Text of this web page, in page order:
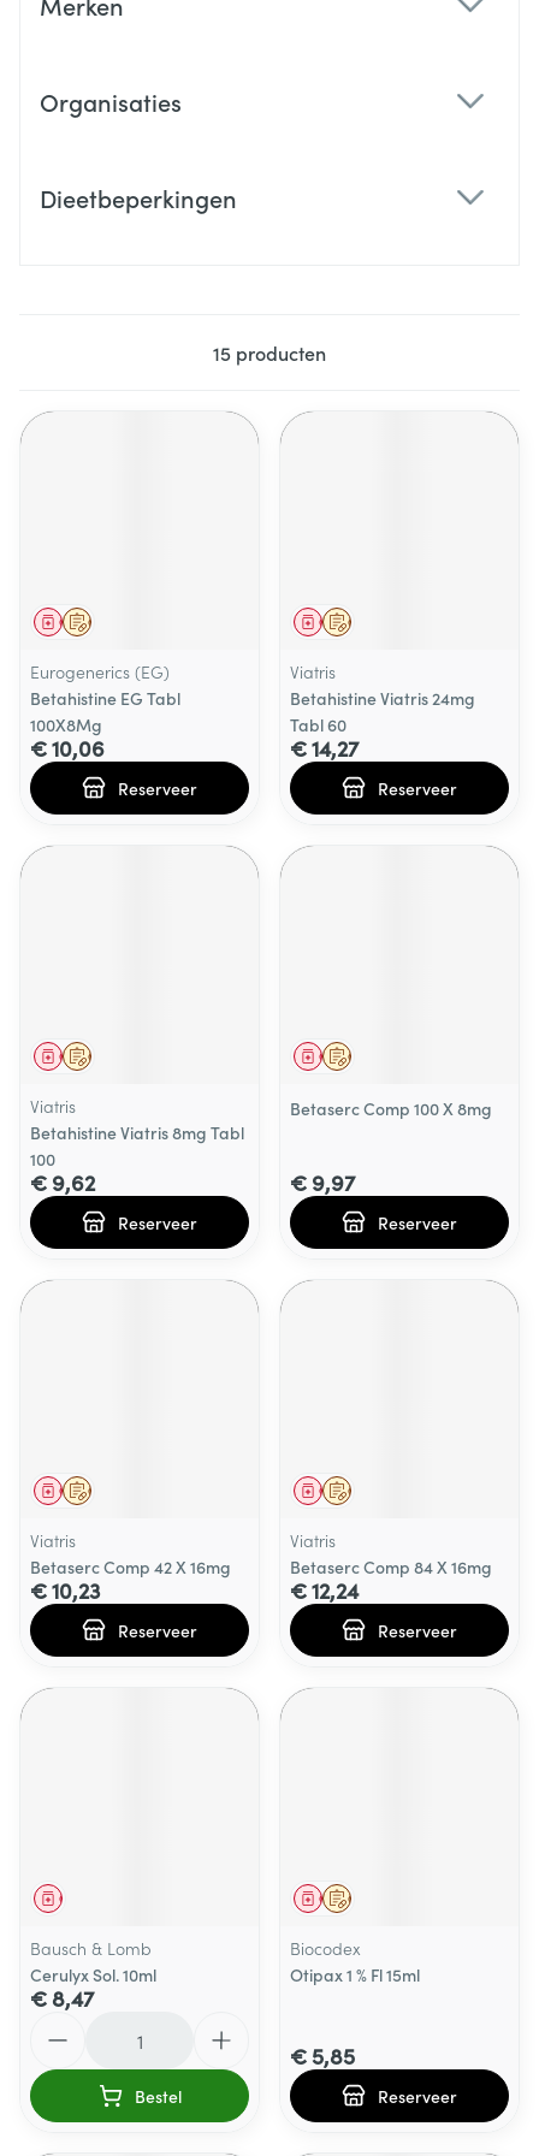
Organisaties
Dieetbeperkingen
15 producten
Op voorschrift
Geneesmiddel
Eurogenerics (EG)
Betahistine EG Tabl
100X8Mg
€ 10,06
Reserveer
Op voorschrift
Geneesmiddel
Viatris
Betahistine Viatris 24mg
Tabl 60
€ 14,27
Reserveer
Op voorschrift
Geneesmiddel
Viatris
Betahistine Viatris 8mg Tabl
100
€ 9,62
Reserveer
Op voorschrift
Geneesmiddel
Betaserc Comp 100 X 8mg
€ 9,97
Reserveer
Op voorschrift
Geneesmiddel
Viatris
Betaserc Comp 42 X 16mg
€ 10,23
Reserveer
Op voorschrift
Geneesmiddel
Viatris
Betaserc Comp 84 X 16mg
€ 12,24
Reserveer
Geneesmiddel
Bausch & Lomb
Cerulyx Sol. 10ml
€ 8,47
Bestel
Op voorschrift
Geneesmiddel
Biocodex
Otipax 1 % Fl 15ml
€ 5,85
Reserveer